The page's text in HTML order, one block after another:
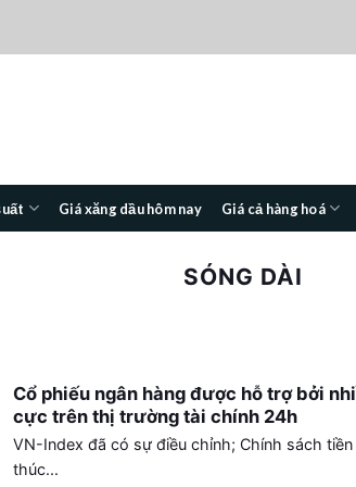
Giá xăng dầu hôm nay Giá cả hàng hoá
SÓNG DÀI
Cổ phiếu ngân hàng được hỗ trợ bởi
cực trên thị trường tài chính 24h
VN-Index đã có sự điều chỉnh; Chính sách
thúc...